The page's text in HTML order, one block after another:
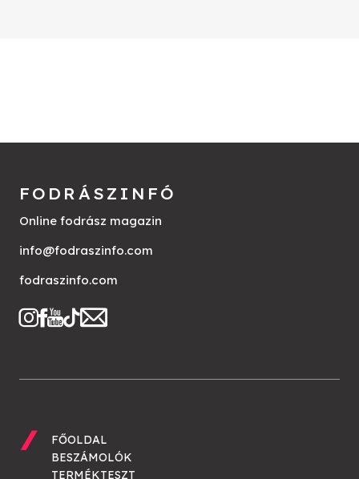
FODRÁSZINFÓ
Online fodrász magazin
info@fodraszinfo.com
fodraszinfo.com
FŐOLDAL
BESZÁMOLÓK
TERMÉKTESZT